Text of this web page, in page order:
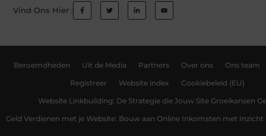
Vind Ons Hier :
Beroemdheden Uit de Media Partners Over ons Ons team
Registreer Website index Cookiebeleid (EU)
Website Linkbuilding: De Strategie die Jouw Site Groeikansen
Geld Verdienen met je Website: Bouw aan Online Inkomsten met Inzicht